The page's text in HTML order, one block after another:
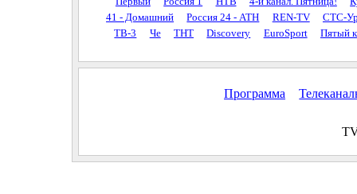
41 - Домашний
Россия 24 - АТН REN-TV
СТС-
ТВ-3
Че ТНТ Discovery EuroSport Пятый
Программа